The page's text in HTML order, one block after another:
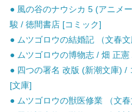
● 風の谷のナウシカ 5 (アニメ
駿 / 徳間書店 [コミック]
● ムツゴロウの結婚記 （文春
● ムツゴロウの博物志 / 畑 正
● 四つの署名 改版 (新潮文庫) /
[文庫]
● ムツゴロウの獣医修業 （文